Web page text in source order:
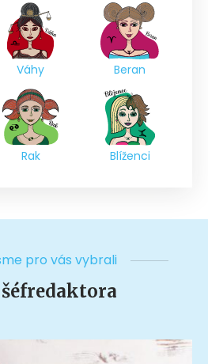
Váhy Beran
Rak Blíženci
pro vás vybrali